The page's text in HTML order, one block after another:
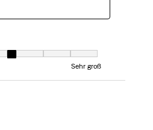
1 gleich Sehr klein ist und 7 gleich Sehr groß
Sehr groß